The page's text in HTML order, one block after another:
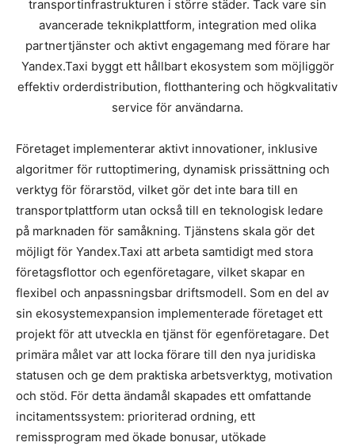
transportinfrastrukturen i större städer. Tack vare sin
avancerade teknikplattform, integration med olika
partnertjänster och aktivt engagemang med förare har
Yandex.Taxi byggt ett hållbart ekosystem som möjliggör
effektiv orderdistribution, flotthantering och högkvalitativ
service för användarna.
Företaget implementerar aktivt innovationer, inklusive
algoritmer för ruttoptimering, dynamisk prissättning och
verktyg för förarstöd, vilket gör det inte bara till en
transportplattform utan också till en teknologisk ledare
på marknaden för samåkning. Tjänstens skala gör det
möjligt för Yandex.Taxi att arbeta samtidigt med stora
företagsflottor och egenföretagare, vilket skapar en
flexibel och anpassningsbar driftsmodell. Som en del av
sin ekosystemexpansion implementerade företaget ett
projekt för att utveckla en tjänst för egenföretagare. Det
primära målet var att locka förare till den nya juridiska
statusen och ge dem praktiska arbetsverktyg, motivation
och stöd. För detta ändamål skapades ett omfattande
incitamentssystem: prioriterad ordning, ett
remissprogram med ökade bonusar, utökade